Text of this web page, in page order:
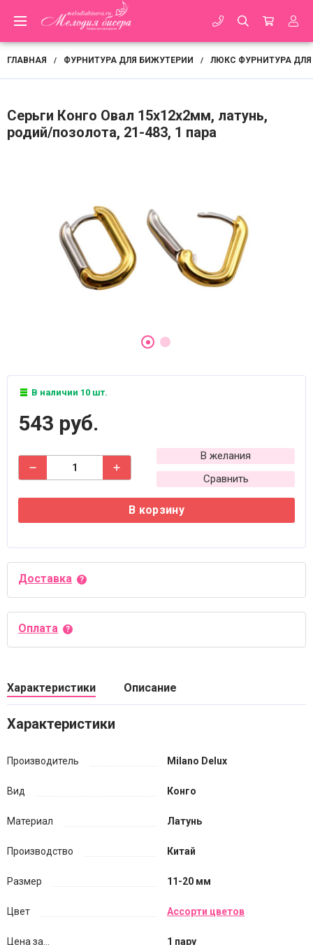
ГЛАВНАЯ / ФУРНИТУРА ДЛЯ БИЖУТЕРИИ / ЛЮКС ФУРНИТУРА
Серьги Конго Овал 15х12х2мм, латунь,
родий/позолота, 21-483, 1 пара
В наличии 10 шт.
543 руб.
В желания
Сравнить
В корзину
Доставка
Оплата
Характеристики Описание
Характеристики
Производитель Milano Delux
Вид Конго
Материал Латунь
Производство Китай
Размер 11-20 мм
Цвет Ассорти цветов
Цена за... 1 пару